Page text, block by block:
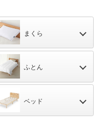
まくら
ふとん
ベッド